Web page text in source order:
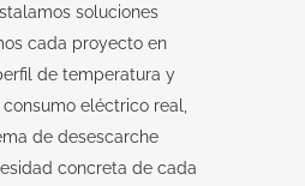
soluciones
cada proyecto en
de temperatura y
eléctrico real,
de desescarche
concreta de cada